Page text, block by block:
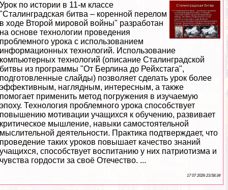
Урок по истории в 11-м классе
"Сталинградская битва – коренной перелом
в ходе Второй мировой войны" разработан
на основе технологии проведения
проблемного урока с использованием
информационных технологий. Использование
компьютерных технологий (описание Сталинградской
битвы из программы "От Берлина до Рейхстага",
подготовленные слайды) позволяет сделать урок более
эффективным, наглядным, интересным, а также
помогает применить метод погружения в изучаемую
эпоху. Технология проблемного урока способствует
повышению мотивации учащихся к обучению, развивает
критическое мышление, навыки самостоятельной
мыслительной деятельности. Пpaктика подтверждает, что
проведение таких уроков повышает качество знаний
учащихся, способствует воспитанию у них патриотизма и
чувства гордости за своё Отечество. ...
17 07 2026 23:58:34